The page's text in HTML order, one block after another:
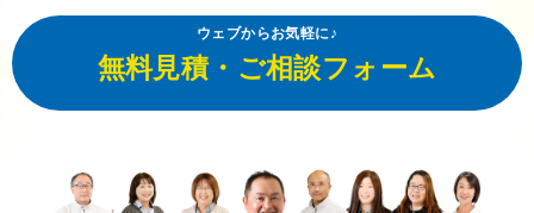
ウェブからお気軽に♪
無料見積・ご相談フォーム